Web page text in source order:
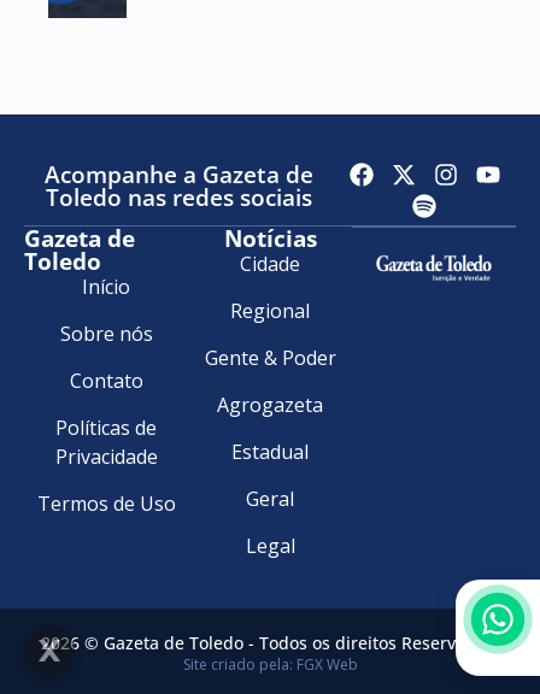
Acompanhe a Gazeta de
Toledo nas redes sociais
Gazeta de
Toledo
Início
Sobre nós
Contato
Políticas de
Privacidade
Termos de Uso
Notícias
Cidade
Regional
Gente & Poder
Agrogazeta
Estadual
Geral
Legal
2026 © Gazeta de Toledo - Todos os direitos Reservados.
Site criado pela: FGX Web